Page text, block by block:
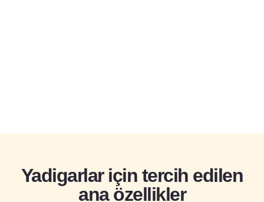
Yadigarlar için tercih edilen
ana özellikler